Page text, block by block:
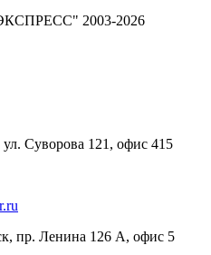
2003-2026
ул. Суворова 121, офис 415
пр. Ленина 126 А, офис 5